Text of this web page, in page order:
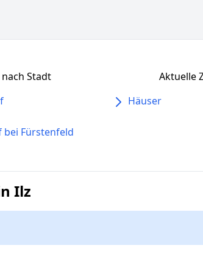
Stadt
bei Fürstenfeld
Aktuelle
Häuser
Ilz